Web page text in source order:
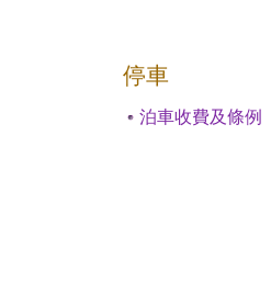
停車
泊車收費及條例